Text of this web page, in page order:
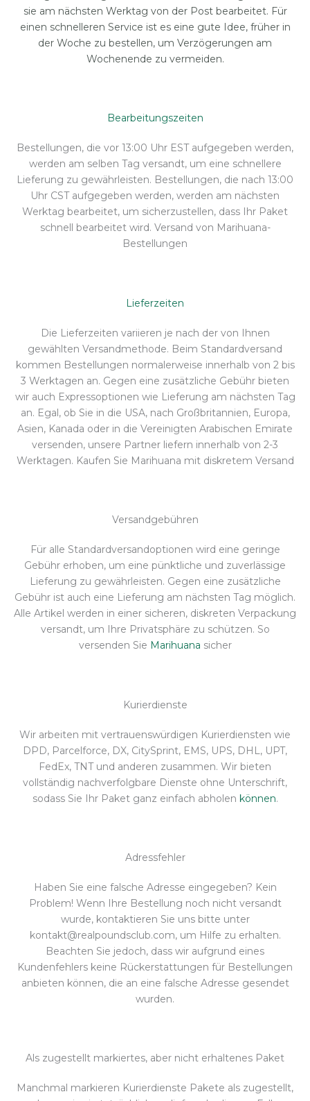
sie am nächsten Werktag von der Post bearbeitet. Für
einen schnelleren Service ist es eine gute Idee, früher in
der Woche zu bestellen, um Verzögerungen am
Wochenende zu vermeiden.
Bearbeitungszeiten
Bestellungen, die vor 13:00 Uhr EST aufgegeben werden,
werden am selben Tag versandt, um eine schnellere
Lieferung zu gewährleisten. Bestellungen, die nach 13:00
Uhr CST aufgegeben werden, werden am nächsten
Werktag bearbeitet, um sicherzustellen, dass Ihr Paket
schnell bearbeitet wird. Versand von Marihuana-
Bestellungen
Lieferzeiten
Die Lieferzeiten variieren je nach der von Ihnen
gewählten Versandmethode. Beim Standardversand
kommen Bestellungen normalerweise innerhalb von 2 bis
3 Werktagen an. Gegen eine zusätzliche Gebühr bieten
wir auch Expressoptionen wie Lieferung am nächsten Tag
an. Egal, ob Sie in die USA, nach Großbritannien, Europa,
Asien, Kanada oder in die Vereinigten Arabischen Emirate
versenden, unsere Partner liefern innerhalb von 2-3
Werktagen. Kaufen Sie Marihuana mit diskretem Versand
Versandgebühren
Für alle Standardversandoptionen wird eine geringe
Gebühr erhoben, um eine pünktliche und zuverlässige
Lieferung zu gewährleisten. Gegen eine zusätzliche
Gebühr ist auch eine Lieferung am nächsten Tag möglich.
Alle Artikel werden in einer sicheren, diskreten Verpackung
versandt, um Ihre Privatsphäre zu schützen. So
versenden Sie Marihuana sicher
Kurierdienste
Wir arbeiten mit vertrauenswürdigen Kurierdiensten wie
DPD, Parcelforce, DX, CitySprint, EMS, UPS, DHL, UPT,
FedEx, TNT und anderen zusammen. Wir bieten
vollständig nachverfolgbare Dienste ohne Unterschrift,
sodass Sie Ihr Paket ganz einfach abholen können.
Adressfehler
Haben Sie eine falsche Adresse eingegeben? Kein
Problem! Wenn Ihre Bestellung noch nicht versandt
wurde, kontaktieren Sie uns bitte unter
kontakt@realpoundsclub.com, um Hilfe zu erhalten.
Beachten Sie jedoch, dass wir aufgrund eines
Kundenfehlers keine Rückerstattungen für Bestellungen
anbieten können, die an eine falsche Adresse gesendet
wurden.
Als zugestellt markiertes, aber nicht erhaltenes Paket
Manchmal markieren Kurierdienste Pakete als zugestellt,